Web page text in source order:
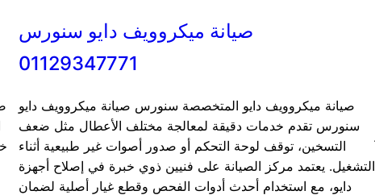
صيانة ميكروويف دايو سنورس
01129347771
صيانة ميكروويف دايو المتخصصة سنورس صيانة ميكروويف دايو
سنورس تقدم خدمات دقيقة لمعالجة مختلف الأعطال مثل ضعف
التسخين، توقف لوحة التحكم أو صدور أصوات غير طبيعية أثناء
التشغيل. يعتمد مركز الصيانة على فنيين ذوي خبرة في إصلاح أجهزة
دايو، مع استخدام أحدث أدوات الفحص وقطع غيار أصلية لضمان